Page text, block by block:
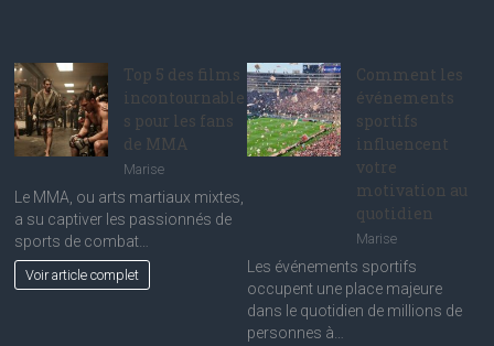
Top 5 des films
incontournable
s pour les fans
de MMA
Marise
Le MMA, ou arts martiaux mixtes,
a su captiver les passionnés de
sports de combat…
Voir article complet
Comment les
événements
sportifs
influencent
votre
motivation au
quotidien
Marise
Les événements sportifs
occupent une place majeure
dans le quotidien de millions de
personnes à…